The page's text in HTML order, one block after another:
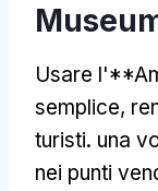
Usare
semplice,
turisti. una
nei punti